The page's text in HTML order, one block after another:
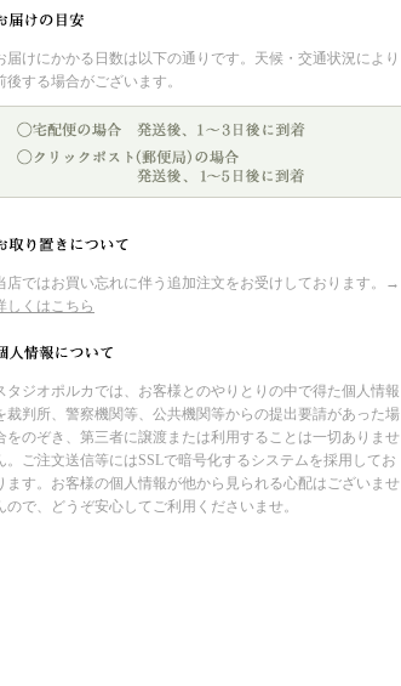
届けにかかる日数は以下の通りです。天候・交通状況により
後する場合がございます。
店ではお買い忘れに伴う追加注文をお受けしております。→
しくはこちら
タジオポルカでは、お客様とのやりとりの中で得た個人情報
裁判所、警察機関等、公共機関等からの提出要請があった場
をのぞき、第三者に譲渡または利用することは一切ありませ
。ご注文送信等にはSSLで暗号化するシステムを採用してお
ます。お客様の個人情報が他から見られる心配はございませ
ので、どうぞ安心してご利用くださいませ。